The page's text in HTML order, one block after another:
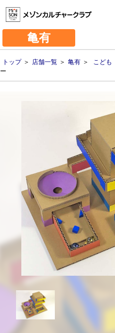
亀有
トップ＞ 店舗一覧 ＞ 亀有 ＞ こども
ー